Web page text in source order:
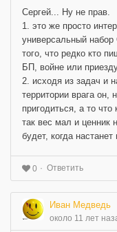
Сергей... Ну не прав.
1. это же просто
универсальный
того, что редко
БП, войне или
2. исходя из задач и
территории врага он,
пригодиться, а то
так вес мал и ценник
будет, когда настанет
0 Ответить
Иван Медведь
около 11 лет